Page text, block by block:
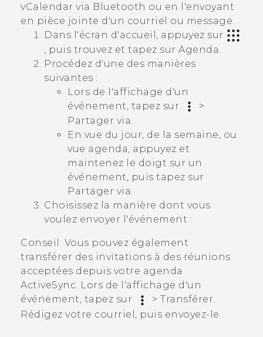
Appareils HTC & Accessoires
Achat & Règlement Questions
vCalendar via Bluetooth ou en l'envoyant
en pièce jointe d'un courriel ou message.
Dans l'écran d'accueil, appuyez sur
, puis trouvez et tapez sur Agenda.
Procédez d'une des manières
suivantes :
Lors de l'affichage d'un
événement, tapez sur
>
Partager via.
En vue du jour, de la semaine, ou
vue agenda, appuyez et
maintenez le doigt sur un
événement, puis tapez sur
Partager via.
Choisissez la manière dont vous
voulez envoyer l'événement :
Conseil: Vous pouvez également
transférer des invitations à des réunions
acceptées depuis votre agenda
ActiveSync. Lors de l'affichage d'un
événement, tapez sur
> Transférer.
Rédigez votre courriel, puis envoyez-le.